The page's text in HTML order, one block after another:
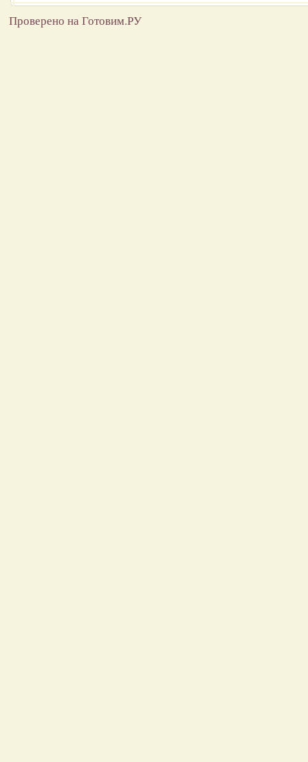
Проверено на Готовим.РУ